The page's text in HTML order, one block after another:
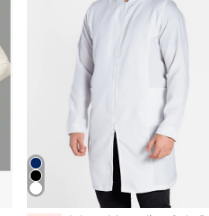
#8 Mais Vendido